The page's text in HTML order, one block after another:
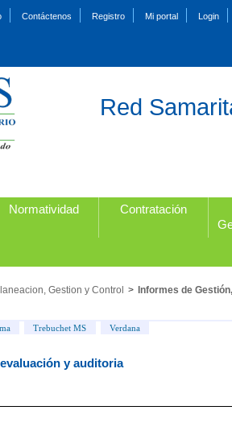
Contáctenos Registro Mi portal Login
Red
Normatividad
Contratación
Gestion y Control > Informes de
Trebuchet MS Verdana
y auditoria